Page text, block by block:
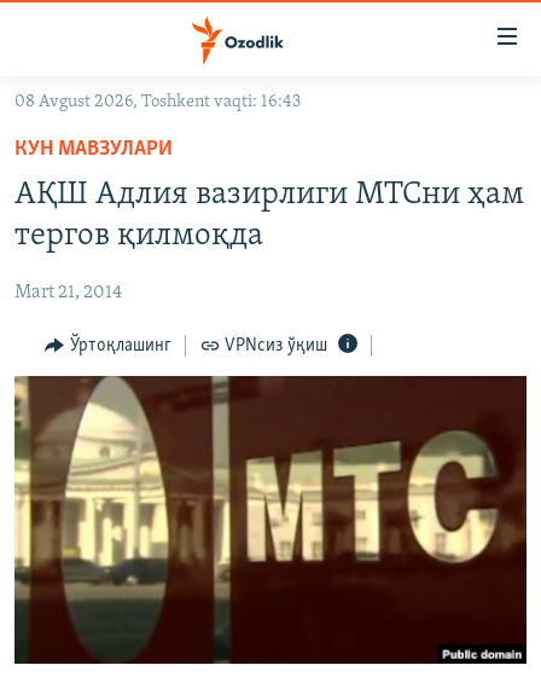
Асосий
навигацияга
ўтинг
Қидиришга
OZODARXIV
На русском
ИЖТИМОИЙ ТАРМОҚЛАР
Озодлик бошқа тилларда
08 Avgust 2026, Toshkent vaqti: 16:43
КУН МАВЗУЛАРИ
АҚШ Адлия вазирлиги МТСни ҳам
тергов қилмоқда
Mart 21, 2014
Ўртоқлашинг VPNсиз ўқиш